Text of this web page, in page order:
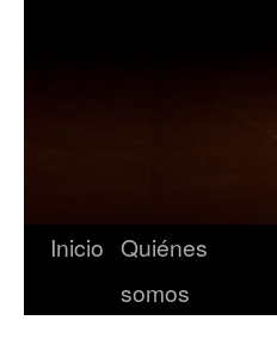
Inicio Quiénes
somos